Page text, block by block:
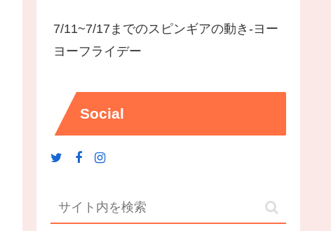
7/11~7/17までのスピンギアの動き-ヨー
ヨーフライデー
Social